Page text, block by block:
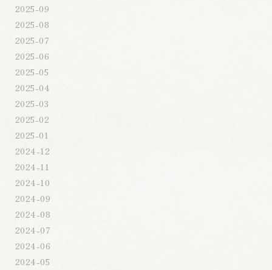
2025-09
2025-08
2025-07
2025-06
2025-05
2025-04
2025-03
2025-02
2025-01
2024-12
2024-11
2024-10
2024-09
2024-08
2024-07
2024-06
2024-05